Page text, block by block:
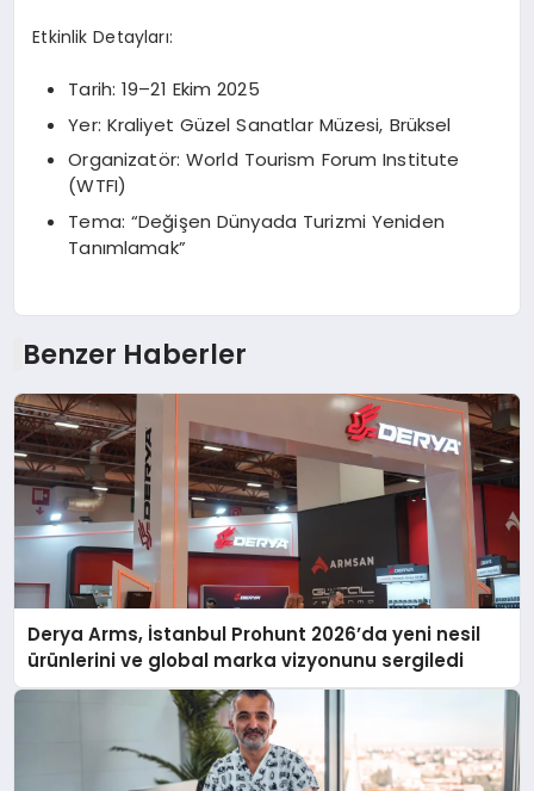
Etkinlik Detayları:
Tarih: 19–21 Ekim 2025
Yer: Kraliyet Güzel Sanatlar Müzesi, Brüksel
Organizatör: World Tourism Forum Institute
(WTFI)
Tema: “Değişen Dünyada Turizmi Yeniden
Tanımlamak”
Benzer Haberler
Derya Arms, İstanbul Prohunt 2026’da yeni nesil
ürünlerini ve global marka vizyonunu sergiledi